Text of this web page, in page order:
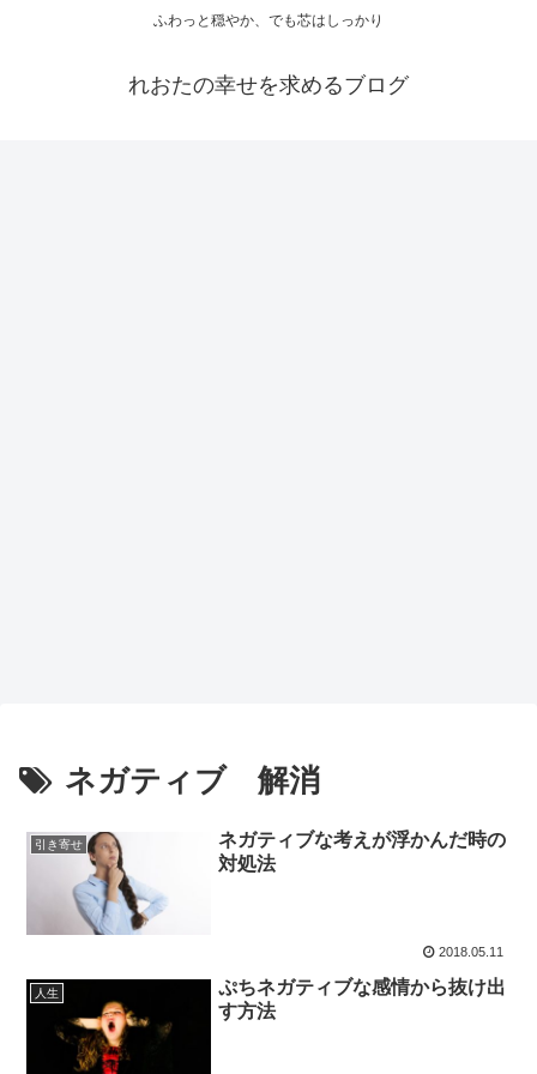
ふわっと穏やか、でも芯はしっかり
れおたの幸せを求めるブログ
ネガティブ 解消
引き寄せ
ネガティブな考えが浮かんだ時の
対処法
2018.05.11
人生
ぷちネガティブな感情から抜け出
す方法